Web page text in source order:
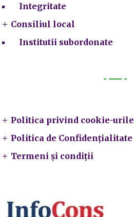
Integritate
Consiliul local
Institutii subordonate
Politica privind cookie-urile
Politica de Confidențialitate
Termeni și condiții